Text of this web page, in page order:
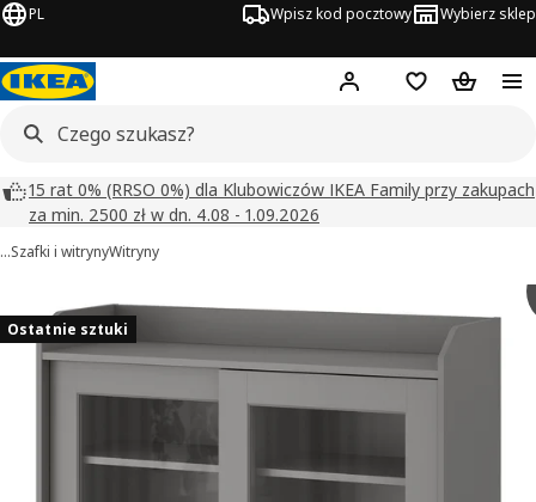
PL Wpisz kod pocztowy Wybierz sklep
Hej! Zaloguj się
Lista zakupowa
Koszyk
15 rat 0% (RRSO 0%) dla Klubowiczów IKEA Family przy zakupach
za min. 2500 zł w dn. 4.08 - 1.09.2026
…Szafki i witrynyWitryny
obrazy
Ostatnie sztuki